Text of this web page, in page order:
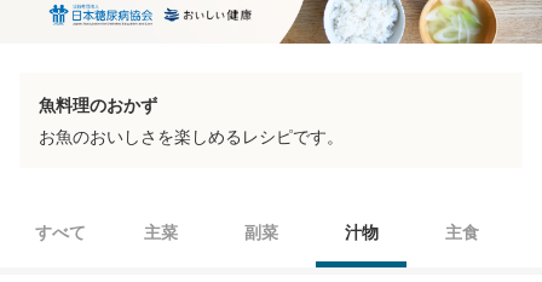
魚料理のおかず
お魚のおいしさを楽しめるレシピです。
すべて 主菜 副菜 汁物 主食